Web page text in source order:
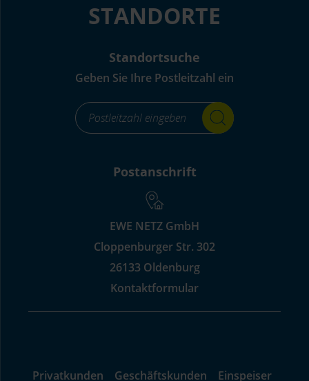
STANDORTE
Standortsuche
Geben Sie Ihre Postleitzahl ein
footer_standortsuche_Label-
for-
Postanschrift
EWE NETZ GmbH
Cloppenburger Str. 302
26133 Oldenburg
Kontaktformular
Privatkunden Geschäftskunden Einspeiser